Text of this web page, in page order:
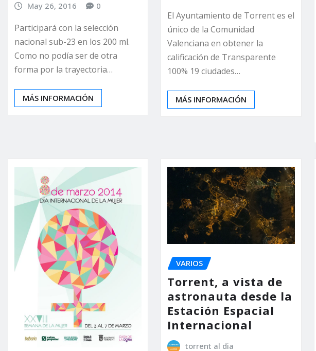
May 26, 2016
0
Participará con la selección
nacional sub-23 en los 200 ml.
Como no podía ser de otra
forma por la trayectoria…
MÁS INFORMACIÓN
El Ayuntamiento de Torrent es el
único de la Comunidad
Valenciana en obtener la
calificación de Transparente
100% 19 ciudades…
MÁS INFORMACIÓN
VARIOS
Torrent, a vista de
astronauta desde la
Estación Espacial
Internacional
torrent al dia